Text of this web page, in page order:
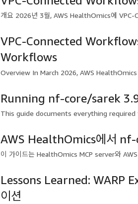
개요 2026년 3월, AWS HealthOmics에
VPC-Connected
Workflows
Overview In March 2026, AWS
Running nf-core/sarek
This guide documents everything
AWS HealthOmics에서
이 가이드는 HealthOmics MCP server와
Lessons Learned: WARP
이션